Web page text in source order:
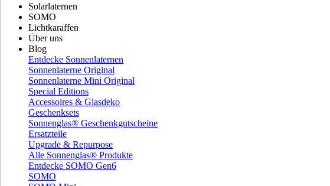
Solarlaternen
SOMO
Lichtkaraffen
Über uns
Blog
Entdecke Sonnenlaternen
Sonnenlaterne Original
Sonnenlaterne Mini Original
Special Editions
Accessoires & Glasdeko
Geschenksets
Sonnenglas® Geschenkgutscheine
Ersatzteile
Upgrade & Repurpose
Alle Sonnenglas® Produkte
Entdecke SOMO Gen6
SOMO